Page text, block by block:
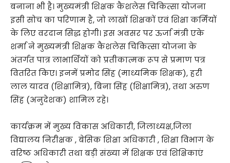
बनाना भी है। मुख्यमंत्री शिक्षक कैशलेस चिकित्सा योजना
इसी सोच का परिणाम है, जो लाखों शिक्षकों एवं शिक्षा कर्मियों
के लिए वरदान सिद्ध होगी। इस अवसर पर ऊर्जा मंत्री एके
शर्मा ने मुख्यमंत्री शिक्षक कैशलेस चिकित्सा योजना के
अंतर्गत पात्र लाभार्थियों को प्रतीकात्मक रूप से प्रमाण पत्र
वितरित किए। इनमें प्रमोद सिंह (माध्यमिक शिक्षक), हरी
लाल यादव (शिक्षामित्र), बिना सिंह (शिक्षामित्र), तथा अरुण
सिंह (अनुदेशक) शामिल रहे।
कार्यक्रम में मुख्य विकास अधिकारी, जिलाध्यक्ष,जिला
विद्यालय निरीक्षक , बेसिक शिक्षा अधिकारी , शिक्षा विभाग के
वरिष्ठ अधिकारी तथा बड़ी संख्या में शिक्षक एवं शिक्षिकाएं